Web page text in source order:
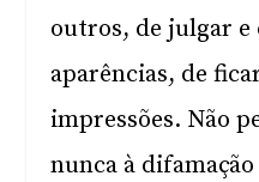
outros, de julgar e
aparências, de
impressões. Não
nunca à